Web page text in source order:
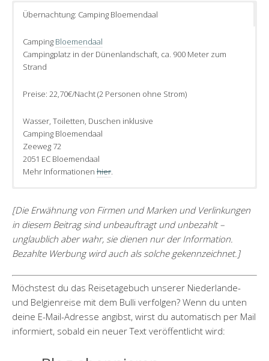
Übernachtung: Camping Bloemendaal
Camping Bloemendaal
Campingplatz in der Dünenlandschaft, ca. 900 Meter zum
Strand
Preise: 22,70€/Nacht (2 Personen ohne Strom)
Wasser, Toiletten, Duschen inklusive
Camping Bloemendaal
Zeeweg 72
2051 EC Bloemendaal
Mehr Informationen hier.
[Die Erwähnung von Firmen und Marken und Verlinkungen
in diesem Beitrag sind unbeauftragt und unbezahlt –
unglaublich aber wahr, sie dienen nur der Information.
Bezahlte Werbung wird auch als solche gekennzeichnet.]
Möchstest du das Reisetagebuch unserer Niederlande-
und Belgienreise mit dem Bulli verfolgen? Wenn du unten
deine E-Mail-Adresse angibst, wirst du automatisch per Mail
informiert, sobald ein neuer Text veröffentlicht wird: